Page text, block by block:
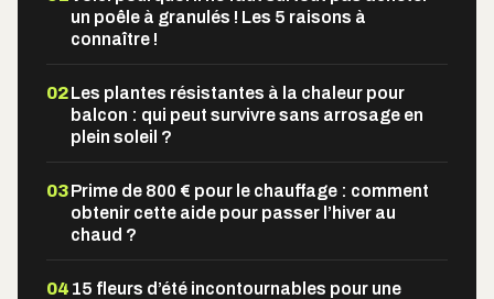
un poêle à granulés ! Les 5 raisons à
connaître !
02Les plantes résistantes à la chaleur pour
balcon : qui peut survivre sans arrosage en
plein soleil ?
03Prime de 800 € pour le chauffage : comment
obtenir cette aide pour passer l’hiver au
chaud ?
04 15 fleurs d’été incontournables pour une